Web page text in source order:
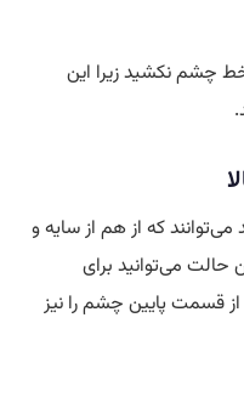
چشم نکشید زیرا این
که از هم از سایه و
می‌توانید برای
قسمت پایین چشم را نیز